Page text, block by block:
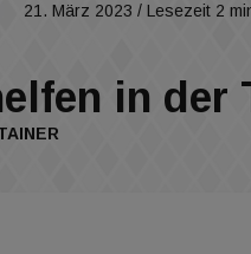
21. März 2023 / Lesezeit 2
in der